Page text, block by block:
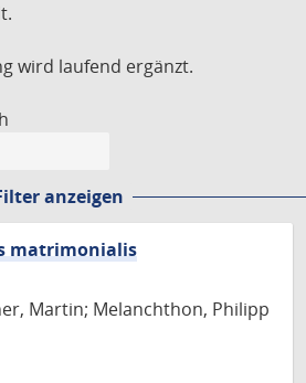
wird laufend ergänzt.
anzeigen
matrimonialis
Martin; Melanchthon, Philipp